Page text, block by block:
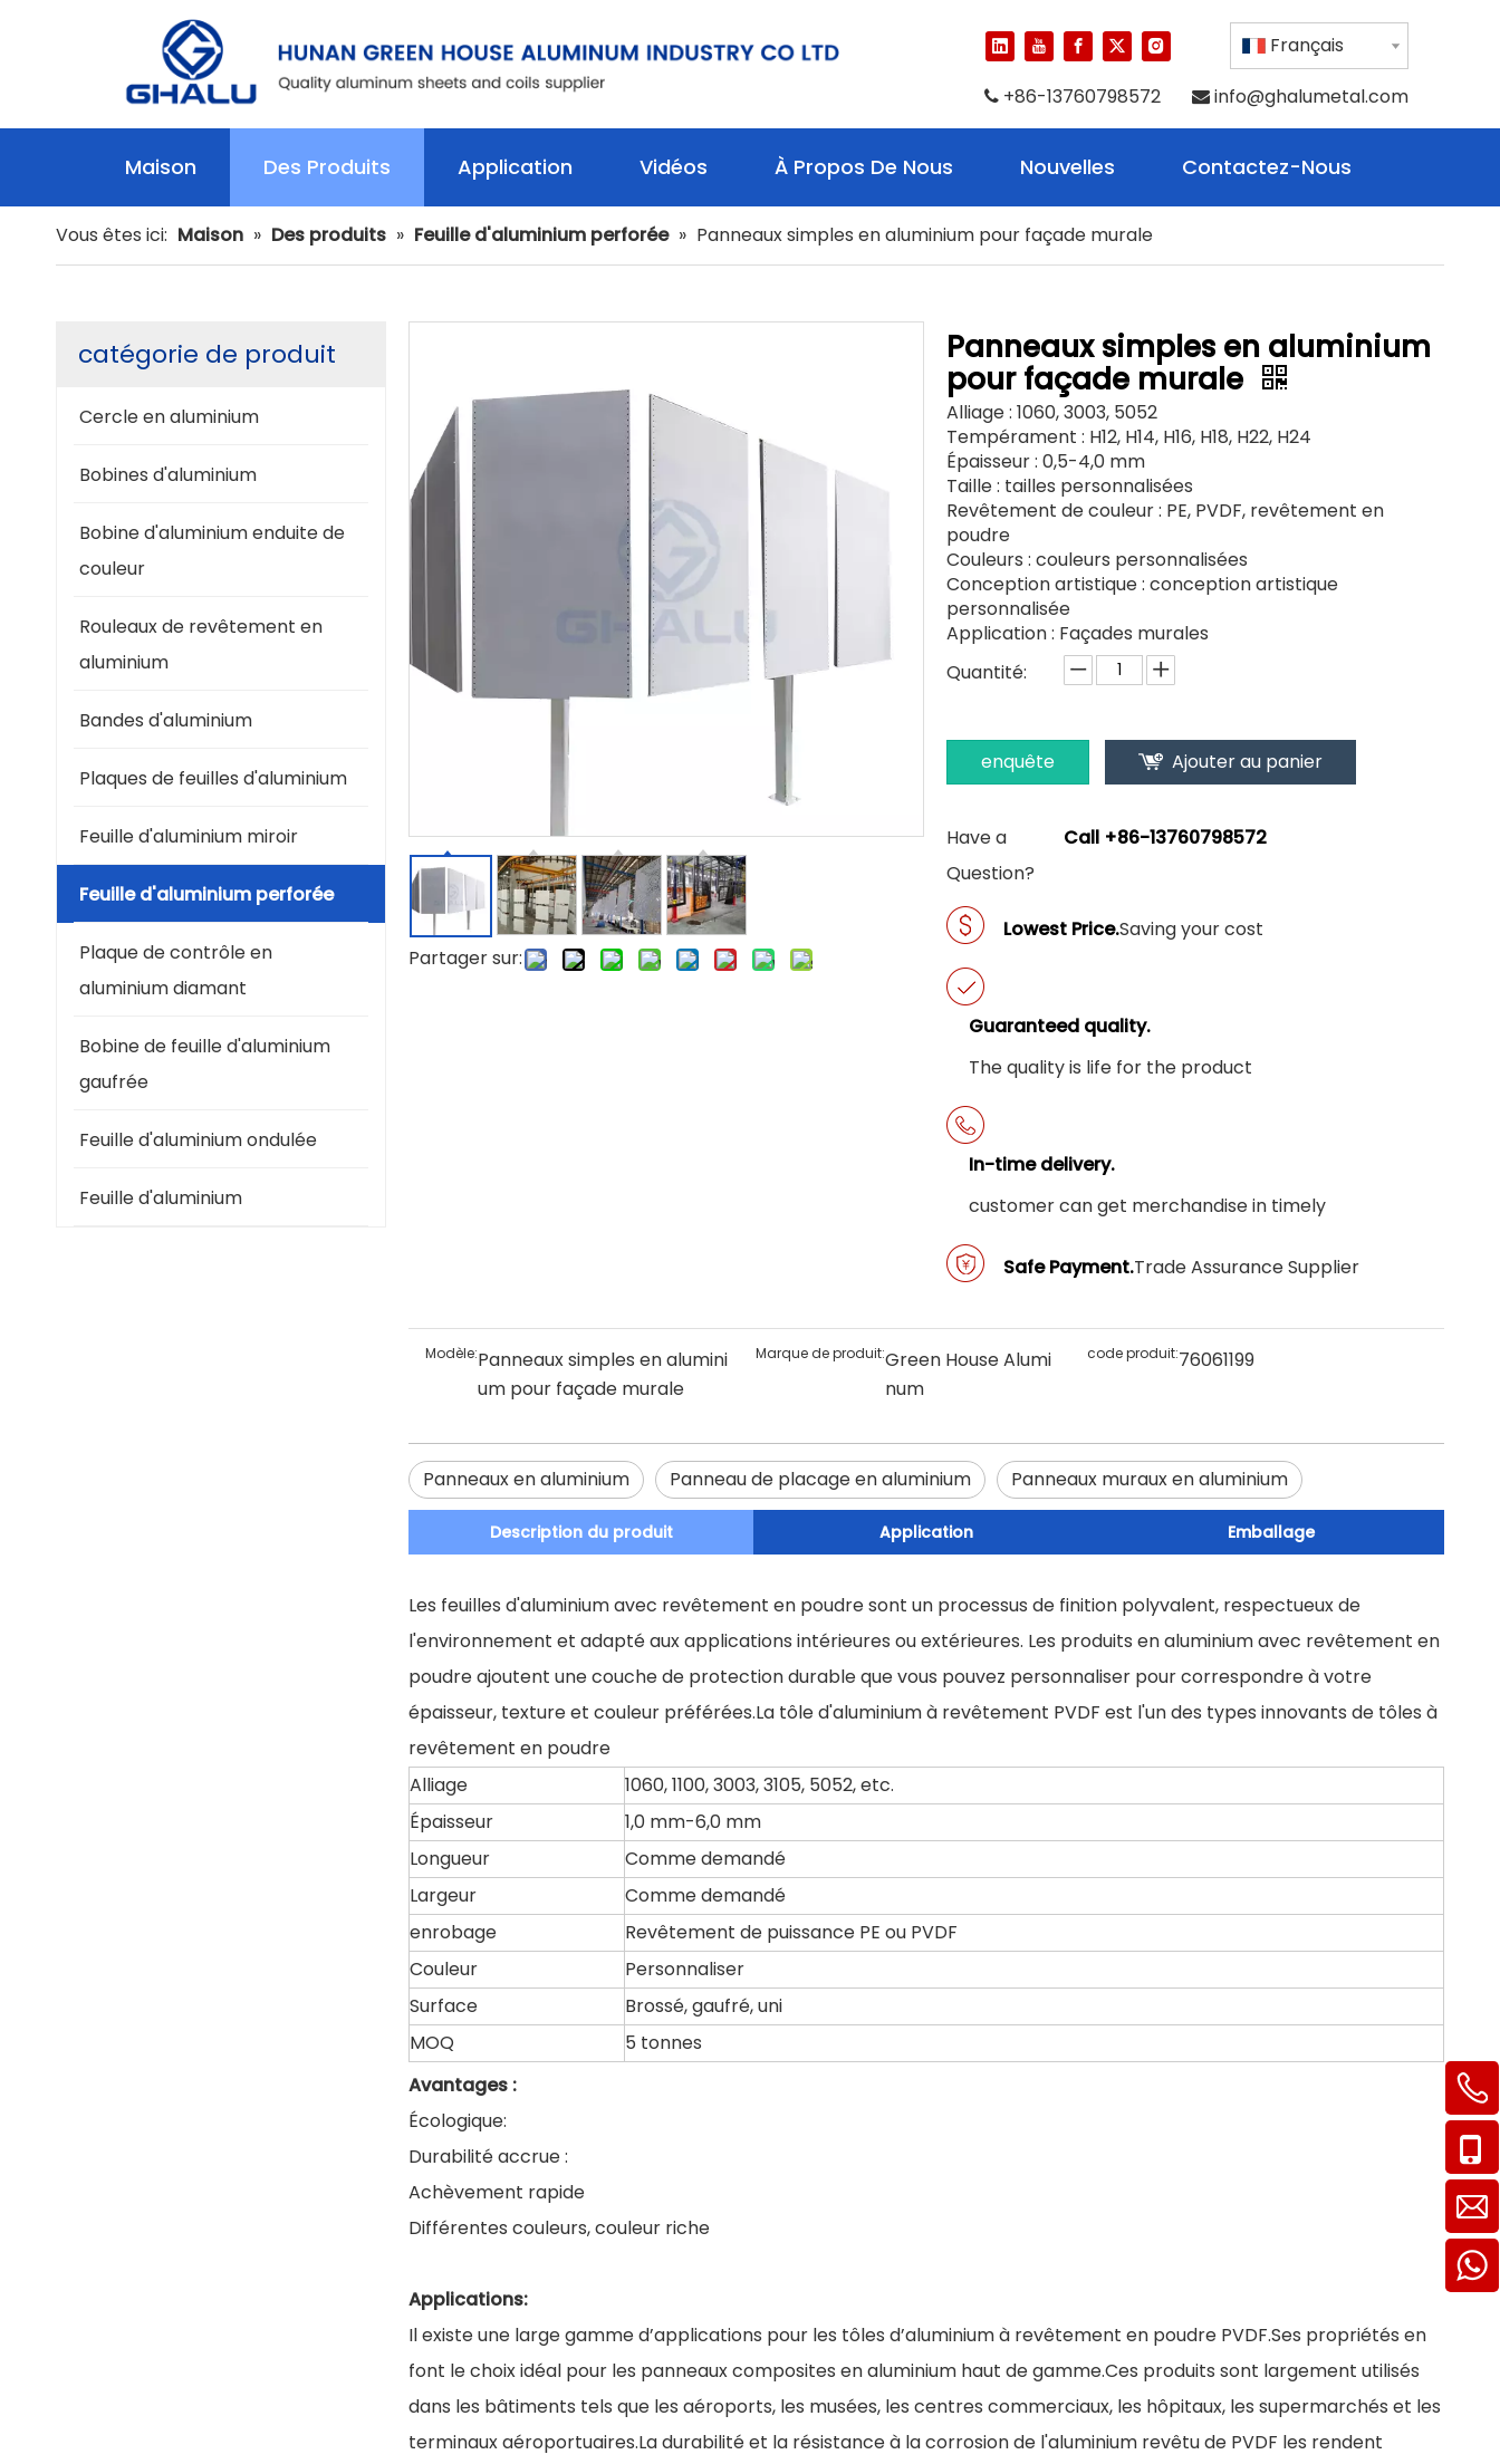
Français
 +86-13760798572  info@ghalumetal.com
Maison Des Produits Application Vidéos À Propos De Nous Nouvelles Contactez-Nous
Vous êtes ici: Maison » Des produits » Feuille d'aluminium perforée » Panneaux simples en aluminium pour façade murale
catégorie de produit
Cercle en aluminium
Bobines d'aluminium
Bobine d'aluminium enduite de
couleur
Rouleaux de revêtement en
aluminium
Bandes d'aluminium
Plaques de feuilles d'aluminium
Feuille d'aluminium miroir
Feuille d'aluminium perforée
Plaque de contrôle en
aluminium diamant
Bobine de feuille d'aluminium
gaufrée
Feuille d'aluminium ondulée
Feuille d'aluminium
Partager sur:
Panneaux simples en aluminium
pour façade murale
Alliage : 1060, 3003, 5052
Tempérament : H12, H14, H16, H18, H22, H24
Épaisseur : 0,5-4,0 mm
Taille : tailles personnalisées
Revêtement de couleur : PE, PVDF, revêtement en
poudre
Couleurs : couleurs personnalisées
Conception artistique : conception artistique
personnalisée
Application : Façades murales
Quantité:
enquête Ajouter au panier
Have a
Question?
Call +86-13760798572
Lowest Price.Saving your cost
Guaranteed quality.
The quality is life for the product
In-time delivery.
customer can get merchandise in timely
Safe Payment.Trade Assurance Supplier
Modèle:Panneaux simples en alumini
um pour façade murale
Marque de produit:Green House Alumi
num
code produit:76061199
Panneaux en aluminium Panneau de placage en aluminium Panneaux muraux en aluminium
Description du produit Application Emballage
Les feuilles d'aluminium avec revêtement en poudre sont un processus de finition polyvalent, respectueux de
l'environnement et adapté aux applications intérieures ou extérieures. Les produits en aluminium avec revêtement en
poudre ajoutent une couche de protection durable que vous pouvez personnaliser pour correspondre à votre
épaisseur, texture et couleur préférées.La tôle d'aluminium à revêtement PVDF est l'un des types innovants de tôles à
revêtement en poudre
Alliage
1060, 1100, 3003, 3105, 5052, etc.
Épaisseur
1,0 mm-6,0 mm
Longueur
Comme demandé
Largeur
Comme demandé
enrobage
Revêtement de puissance PE ou PVDF
Couleur
Personnaliser
Surface
Brossé, gaufré, uni
MOQ
5 tonnes
Avantages :
Écologique:
Durabilité accrue :
Achèvement rapide
Différentes couleurs, couleur riche
Applications:
Il existe une large gamme d’applications pour les tôles d’aluminium à revêtement en poudre PVDF.Ses propriétés en
font le choix idéal pour les panneaux composites en aluminium haut de gamme.Ces produits sont largement utilisés
dans les bâtiments tels que les aéroports, les musées, les centres commerciaux, les hôpitaux, les supermarchés et les
terminaux aéroportuaires.La durabilité et la résistance à la corrosion de l'aluminium revêtu de PVDF les rendent